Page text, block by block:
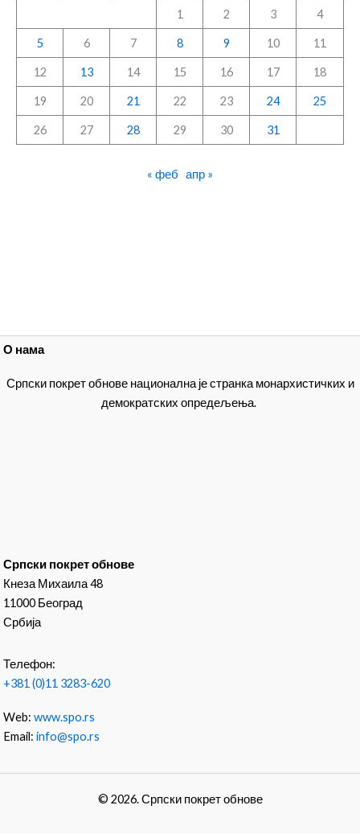
1 2 3 4
5 6 7 8 9 10 11
12 13 14 15 16 17 18
19 20 21 22 23 24 25
26 27 28 29 30 31
« феб апр »
О нама
Српски покрет обнове национална је странка монархистичких и
демократских опредељења.
Српски покрет обнове
Кнеза Михаила 48
11000 Београд
Србија
Телефон:
+381 (0)11 3283-620
Web:www.spo.rs
Email:info@spo.rs
© 2026. Српски покрет обнове